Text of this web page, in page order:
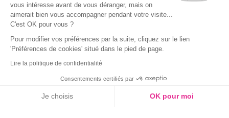
Rendez-vous facilement dans votre magasin d’Le
Tholonet : accès facile et parking gratuit garanti.
vendredi de 8h30 à 15h30
vous intéresse avant de vous déranger, mais on
aimerait bien vous accompagner pendant votre visite...
C'est OK pour vous ?
Pour modifier vos préférences par la suite, cliquez sur le lien
'Préférences de cookies' situé dans le pied de page.
Lire la politique de confidentialité
Consentements certifiés par
Je choisis OK pour moi